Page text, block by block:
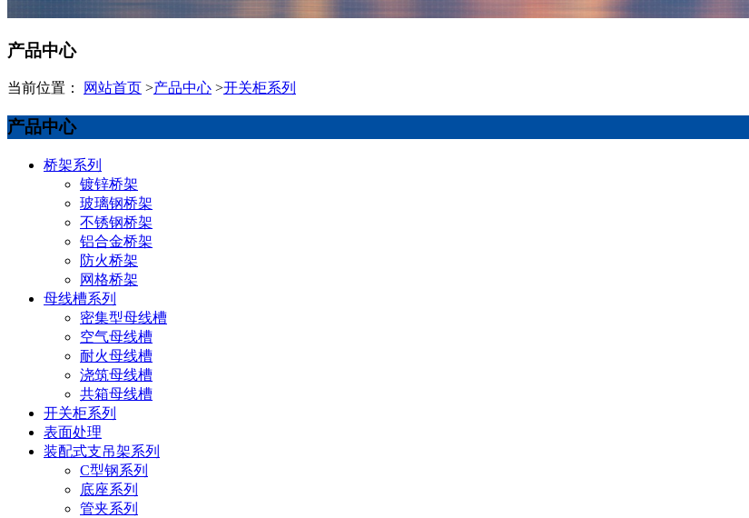
产品中心
当前位置： 网站首页 >产品中心 >开关柜系列
产品中心
桥架系列
镀锌桥架
玻璃钢桥架
不锈钢桥架
铝合金桥架
防火桥架
网格桥架
母线槽系列
密集型母线槽
空气母线槽
耐火母线槽
浇筑母线槽
共箱母线槽
开关柜系列
表面处理
装配式支吊架系列
C型钢系列
底座系列
管夹系列